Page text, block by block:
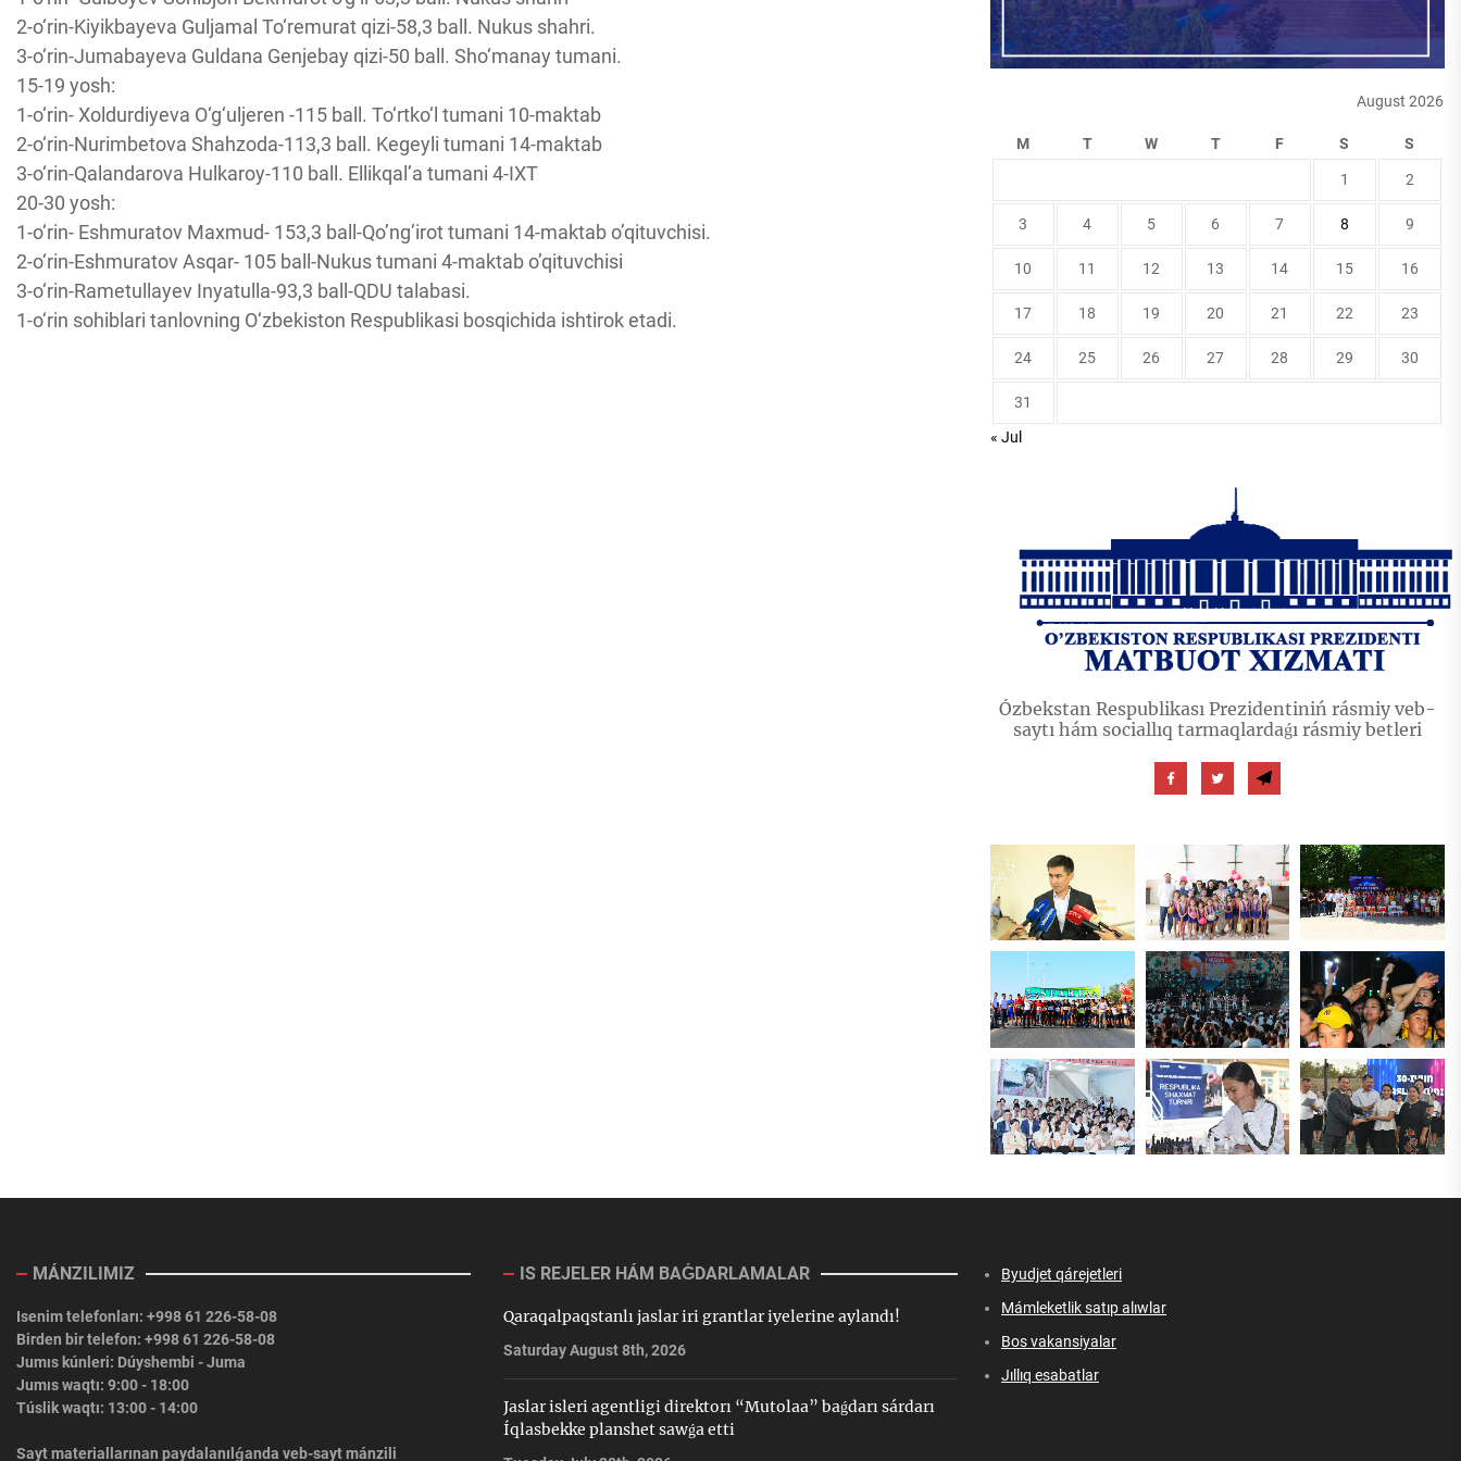
2-o‘rin-Kiyikbayeva Guljamal To‘remurat qizi-58,3 ball. Nukus shahri.
3-o‘rin-Jumabayeva Guldana Genjebay qizi-50 ball. Sho‘manay tumani.
15-19 yosh:
1-o‘rin- Xoldurdiyeva O‘g‘uljeren -115 ball. To‘rtko‘l tumani 10-maktab
2-o‘rin-Nurimbetova Shahzoda-113,3 ball. Kegeyli tumani 14-maktab
3-o‘rin-Qalandarova Hulkaroy-110 ball. Ellikqal’a tumani 4-IXT
20-30 yosh:
1-o‘rin- Eshmuratov Maxmud- 153,3 ball-Qo’ng’irot tumani 14-maktab o’qituvchisi.
2-o‘rin-Eshmuratov Asqar- 105 ball-Nukus tumani 4-maktab o’qituvchisi
3-o‘rin-Rametullayev Inyatulla-93,3 ball-QDU talabasi.
1-o‘rin sohiblari tanlovning O‘zbekiston Respublikasi bosqichida ishtirok etadi.
August 2026
M T W T F S S
1 2
3 4 5 6 7 8 9
10 11 12 13 14 15 16
17 18 19 20 21 22 23
24 25 26 27 28 29 30
31
« Jul
Ózbekstan Respublikası Prezidentiniń rásmiy veb-
saytı hám sociallıq tarmaqlardaǵı rásmiy betleri
MÁNZILIMIZ
Isenim telefonları: +998 61 226-58-08
Birden bir telefon: +998 61 226-58-08
Jumıs kúnleri: Dúyshembi - Juma
Jumıs waqtı: 9:00 - 18:00
Túslik waqtı: 13:00 - 14:00
Sayt materiallarınan paydalanılǵanda veb-sayt mánzili
IS REJELER HÁM BAǴDARLAMALAR
Qaraqalpaqstanlı jaslar iri grantlar iyelerine aylandı!
Saturday August 8th, 2026
Jaslar isleri agentligi direktorı “Mutolaa” baǵdarı sárdarı
Íqlasbekke planshet sawǵa etti
Byudjet qárejetleri
Mámleketlik satıp alıwlar
Bos vakansiyalar
Jıllıq esabatlar